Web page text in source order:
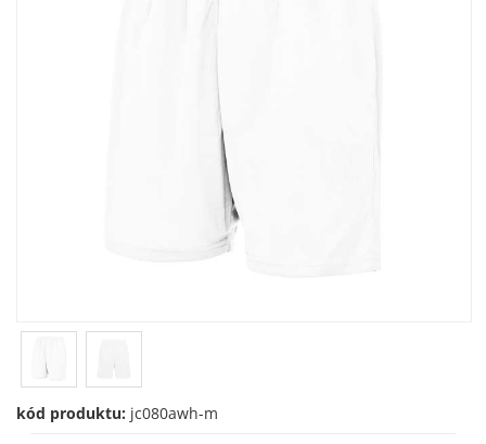
kód produktu: jc080awh-m